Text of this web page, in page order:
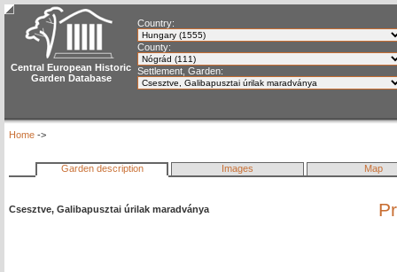
Central European Historic
Garden Database
Country:
County:
Settlement, Garden:
Home ->
Garden description Images Map
Csesztve, Galibapusztai úrilak maradványa